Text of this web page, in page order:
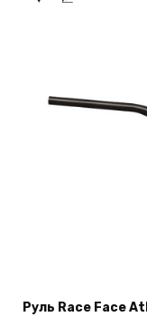
Руль Race Face